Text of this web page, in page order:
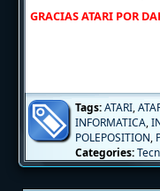
GRACIAS ATARI POR
Tags:ATARI,
INFORMATICA,
POLEPOSITION,
Categories: